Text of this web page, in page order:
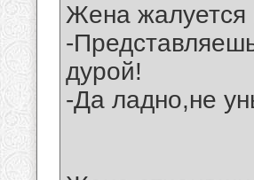
Жена жалуется
-
дурой!
-Да ладно,не